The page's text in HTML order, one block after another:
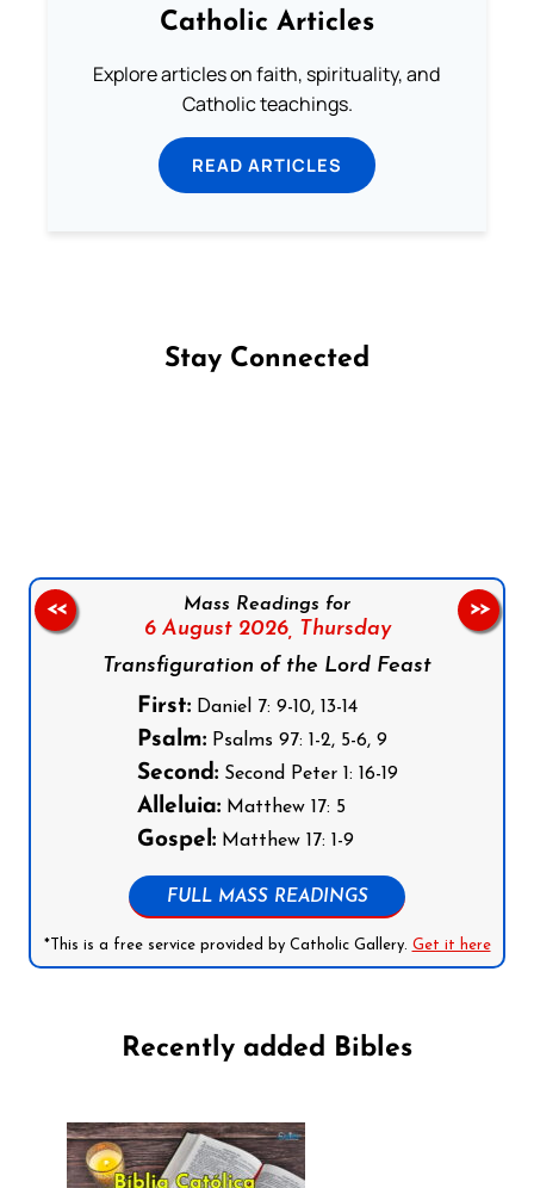
Catholic Articles
Explore articles on faith, spirituality, and
Catholic teachings.
READ ARTICLES
Stay Connected
Mass Readings for
6 August 2026, Thursday
Transfiguration of the Lord Feast
First:Daniel 7: 9-10, 13-14
Psalm:Psalms 97: 1-2, 5-6, 9
Second:Second Peter 1: 16-19
Alleluia:Matthew 17: 5
Gospel:Matthew 17: 1-9
FULL MASS READINGS
*This is a free service provided by Catholic Gallery. Get it here
<< >>
Recently added Bibles